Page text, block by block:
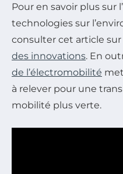
Pour en savoir plus sur
technologies sur
consulter cet article sur
des innovations. En
de l’électromobilité
à relever pour une
mobilité plus verte.